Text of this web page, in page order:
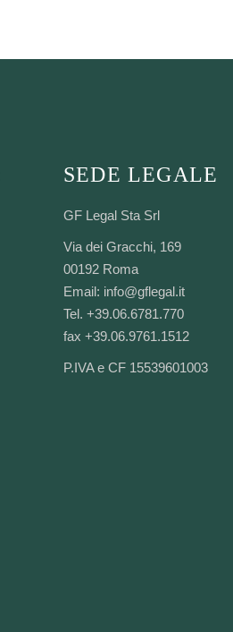
SEDE LEGALE
GF Legal Sta Srl
Via dei Gracchi, 169
00192 Roma
Email: info@gflegal.it
Tel. +39.06.6781.770
fax +39.06.9761.1512
P.IVA e CF 15539601003